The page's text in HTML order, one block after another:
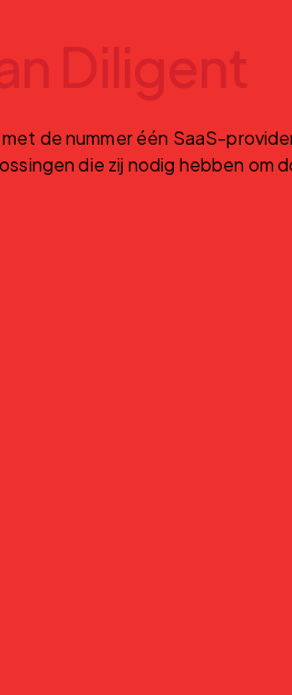
Diligent
de nummer één SaaS-
die zij nodig hebben om